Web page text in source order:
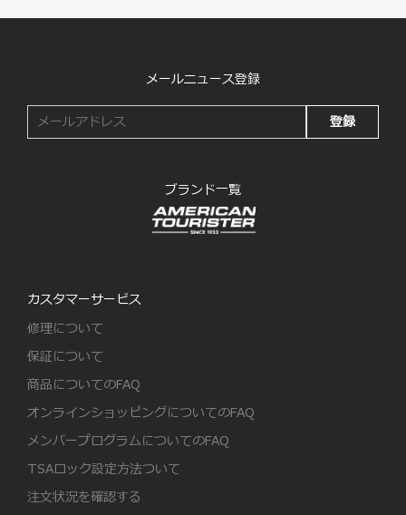
メールニュース登録
登録
ブランド一覧
カスタマーサービス
修理について
保証について
商品についてのFAQ
オンラインショッピングについてのFAQ
メンバープログラムについてのFAQ
TSAロック設定方法ついて
注文状況を確認する